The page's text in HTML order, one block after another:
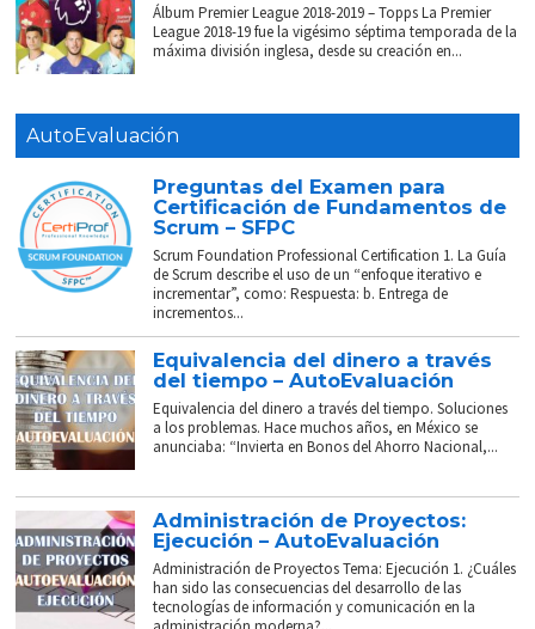
Álbum Premier League 2018-2019 – Topps La Premier
League 2018-19 fue la vigésimo séptima temporada de la
máxima división inglesa, desde su creación en...
AutoEvaluación
Preguntas del Examen para
Certificación de Fundamentos de
Scrum – SFPC
Scrum Foundation Professional Certification 1. La Guía
de Scrum describe el uso de un “enfoque iterativo e
incrementar”, como: Respuesta: b. Entrega de
incrementos...
Equivalencia del dinero a través
del tiempo – AutoEvaluación
Equivalencia del dinero a través del tiempo. Soluciones
a los problemas. Hace muchos años, en México se
anunciaba: “Invierta en Bonos del Ahorro Nacional,...
Administración de Proyectos:
Ejecución – AutoEvaluación
Administración de Proyectos Tema: Ejecución 1. ¿Cuáles
han sido las consecuencias del desarrollo de las
tecnologías de información y comunicación en la